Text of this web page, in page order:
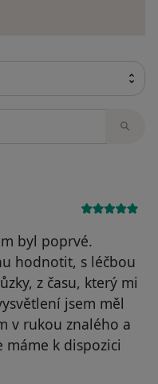
byl poprvé.
hodnotit, s léčbou
z času, který mi
jsem měl
v rukou znalého a
máme k dispozici